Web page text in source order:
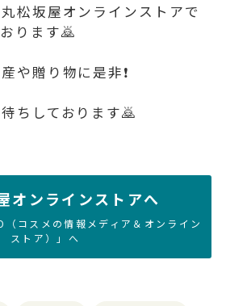
松坂屋オンラインストアで
ります🙇
や贈り物に是非❗️
ちしております🙇
オンラインストアへ
コスメの情報メディア＆オンライン
ストア）」へ